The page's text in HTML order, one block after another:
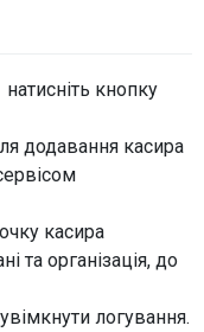
кнопку
додавання касира
касира
та організація, до
логування.